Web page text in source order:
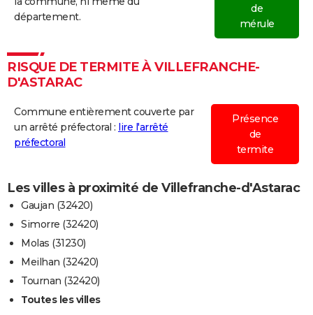
département.
de
mérule
RISQUE DE TERMITE À VILLEFRANCHE-
D'ASTARAC
Commune entièrement couverte par
un arrêté préfectoral : lire l'arrêté
préfectoral
Présence
de
termite
Les villes à proximité de Villefranche-d'Astarac
Gaujan (32420)
Simorre (32420)
Molas (31230)
Meilhan (32420)
Tournan (32420)
Toutes les villes